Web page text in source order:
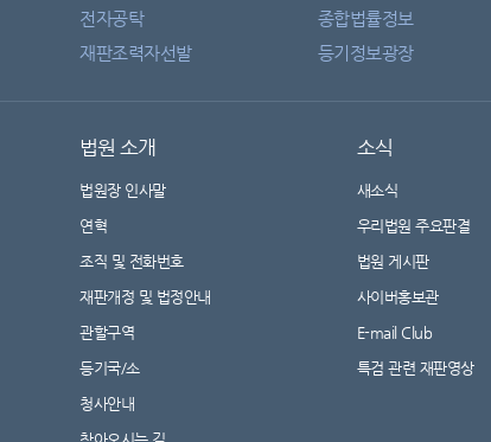
전자공탁
종합법률정보
재판조력자선발
등기정보광장
법원 소개
법원장 인사말
연혁
조직 및 전화번호
재판개정 및 법정안내
관할구역
등기국/소
청사안내
소식
새소식
우리법원 주요판결
법원 게시판
사이버홍보관
E-mail Club
특검 관련 재판영상